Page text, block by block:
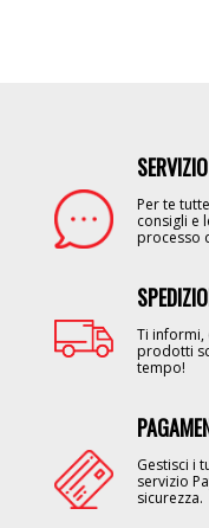
Per te
consigli e
processo
Ti informi,
prodotti
tempo!
Gestisci i
servizio
sicurezza.